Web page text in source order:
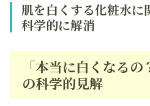
肌を白くする化粧水に
科学的に解消
「本当に白くなる
の科学的見解